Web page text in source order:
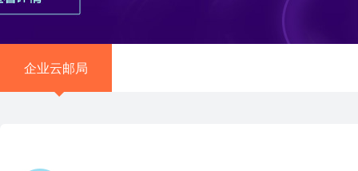
企业云邮局